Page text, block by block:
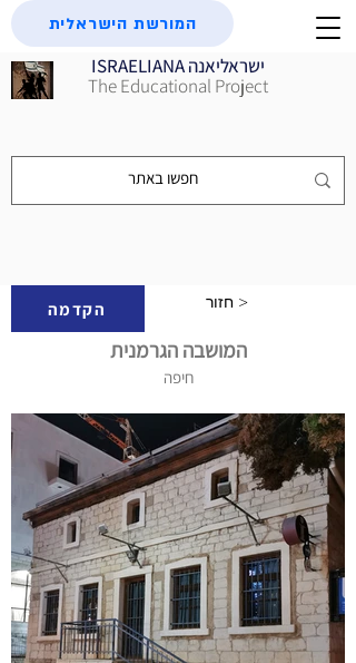
ISRAELIANA ישראליאנה
The Educational Project
המורשת הישראלית
הקדמה חזור >
המושבה הגרמנית
חיפה